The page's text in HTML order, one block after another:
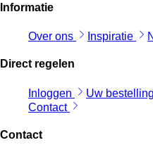
Informatie
Over ons Inspiratie
Direct regelen
Inloggen Uw
Contact
Contact